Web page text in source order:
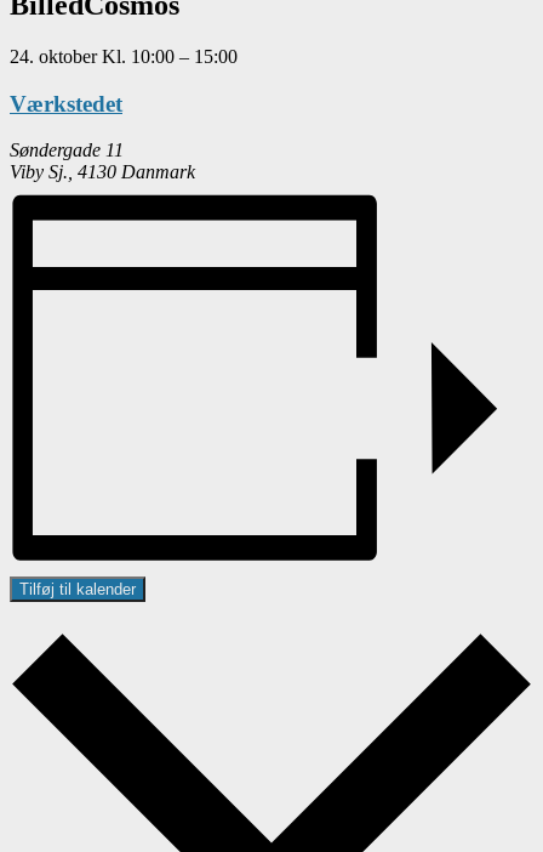
24. oktoberKl. 10:00 – 15:00
Værkstedet
Søndergade 11
Viby Sj. 4130 Danmark
Tilføj til kalender